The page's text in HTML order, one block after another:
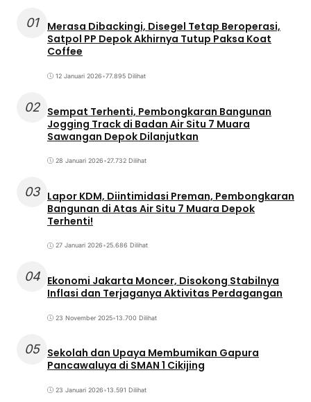
01
Merasa Dibackingi, Disegel Tetap Beroperasi,
Satpol PP Depok Akhirnya Tutup Paksa Koat
Coffee
12 Januari 2026•77.895 Dilihat
02 Sempat Terhenti, Pembongkaran Bangunan
Jogging Track di Badan Air Situ 7 Muara
Sawangan Depok Dilanjutkan
28 Januari 2026•27.732 Dilihat
03 Lapor KDM, Diintimidasi Preman, Pembongkaran
Bangunan di Atas Air Situ 7 Muara Depok
Terhenti!
27 Januari 2026•25.686 Dilihat
04 Ekonomi Jakarta Moncer, Disokong Stabilnya
Inflasi dan Terjaganya Aktivitas Perdagangan
23 November 2025•13.700 Dilihat
05 Sekolah dan Upaya Membumikan Gapura
Pancawaluya di SMAN 1 Cikijing
23 Januari 2026•13.591 Dilihat